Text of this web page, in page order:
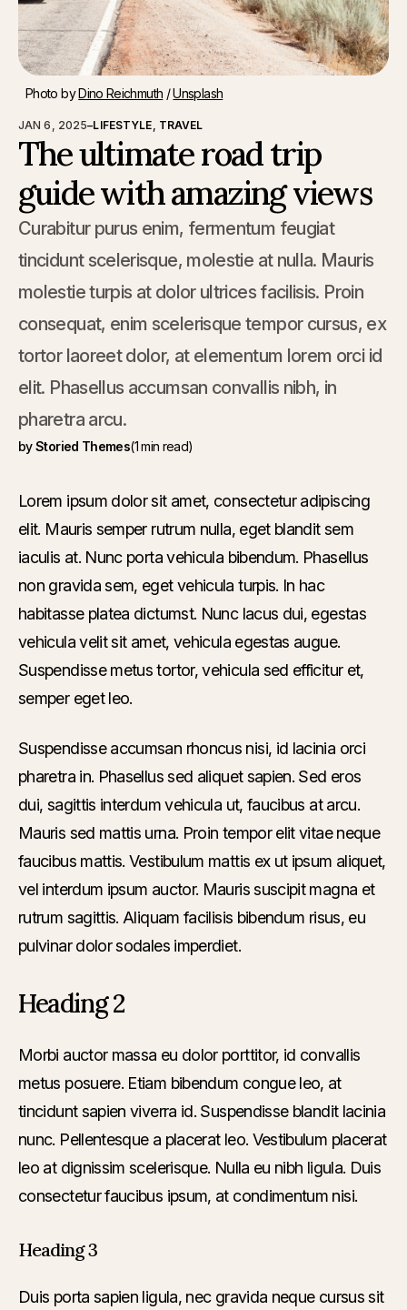
JAN 6, 2025–LIFESTYLE TRAVEL
The ultimate road trip
guide with amazing views
Curabitur purus enim, fermentum feugiat
tincidunt scelerisque, molestie at nulla. Mauris
molestie turpis at dolor ultrices facilisis. Proin
consequat, enim scelerisque tempor cursus, ex
tortor laoreet dolor, at elementum lorem orci id
elit. Phasellus accumsan convallis nibh, in
pharetra arcu.
byStoried Themes(1 min read)
Photo by Dino Reichmuth / Unsplash
Lorem ipsum dolor sit amet, consectetur adipiscing
elit. Mauris semper rutrum nulla, eget blandit sem
iaculis at. Nunc porta vehicula bibendum. Phasellus
non gravida sem, eget vehicula turpis. In hac
habitasse platea dictumst. Nunc lacus dui, egestas
vehicula velit sit amet, vehicula egestas augue.
Suspendisse metus tortor, vehicula sed efficitur et,
semper eget leo.
Suspendisse accumsan rhoncus nisi, id lacinia orci
pharetra in. Phasellus sed aliquet sapien. Sed eros
dui, sagittis interdum vehicula ut, faucibus at arcu.
Mauris sed mattis urna. Proin tempor elit vitae neque
faucibus mattis. Vestibulum mattis ex ut ipsum aliquet,
vel interdum ipsum auctor. Mauris suscipit magna et
rutrum sagittis. Aliquam facilisis bibendum risus, eu
pulvinar dolor sodales imperdiet.
Heading 2
Morbi auctor massa eu dolor porttitor, id convallis
metus posuere. Etiam bibendum congue leo, at
tincidunt sapien viverra id. Suspendisse blandit lacinia
nunc. Pellentesque a placerat leo. Vestibulum placerat
leo at dignissim scelerisque. Nulla eu nibh ligula. Duis
consectetur faucibus ipsum, at condimentum nisi.
Heading 3
Duis porta sapien ligula, nec gravida neque cursus sit